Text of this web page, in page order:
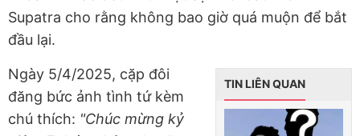
Supatra cho rằng không bao giờ quá muộn để bắt
đầu lại.
TIN LIÊN QUAN
Ngày 5/4/2025, cặp đôi
đăng bức ảnh tình tứ kèm
chú thích: "Chúc mừng kỷ